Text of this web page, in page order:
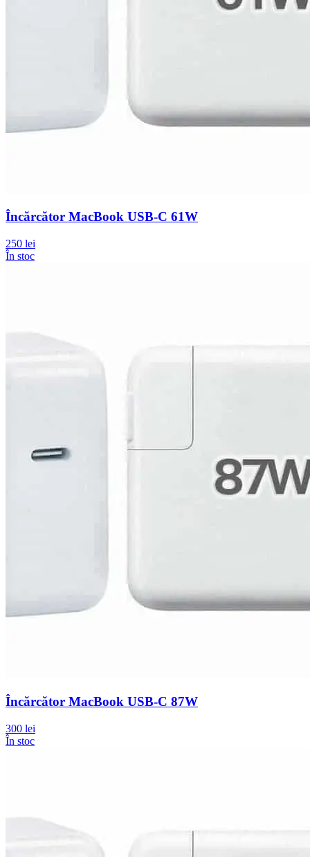
Încărcător MacBook USB-C 61W
250 lei
În stoc
Încărcător MacBook USB-C 87W
300 lei
În stoc